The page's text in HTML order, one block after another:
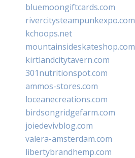
bluemoongiftcards.com
rivercitysteampunkexpo.com
kchoops.net
mountainsideskateshop.com
kirtlandcitytavern.com
301nutritionspot.com
ammos-stores.com
loceanecreations.com
birdsongridgefarm.com
joiedevivblog.com
valera-amsterdam.com
libertybrandhemp.com